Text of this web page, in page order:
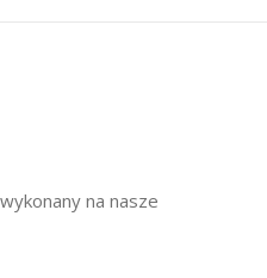
na nasze